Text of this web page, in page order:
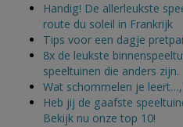
Handig! De allerleukste
route du soleil in Frankrijk
Tips voor een dagje
8x de leukste
speeltuinen die anders zijn.
Wat schommelen je
Heb jij de gaafste
Bekijk nu onze top 10!